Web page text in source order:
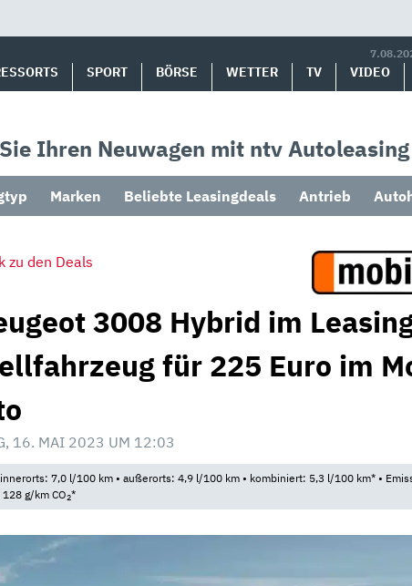
SPORT BÖRSE WETTER TV VIDEO
Ihren Neuwagen mit ntv Autoleasing
Marken Beliebte Leasingdeals Antrieb
zu den Deals
3008 Hybrid im
für 225 Euro im
16. MAI 2023 UM 12:03
7,0 l/100 km • außerorts: 4,9 l/100 km • kombiniert: 5,3 l/100 km* •
g/km CO2*